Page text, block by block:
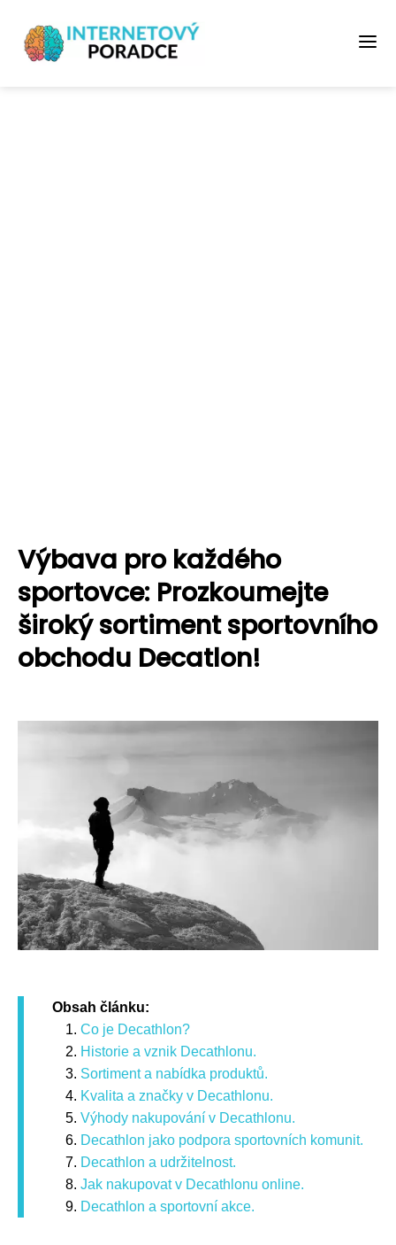
Výbava pro každého
sportovce: Prozkoumejte
široký sortiment sportovního
obchodu Decatlon!
Obsah článku:
Co je Decathlon?
Historie a vznik Decathlonu.
Sortiment a nabídka produktů.
Kvalita a značky v Decathlonu.
Výhody nakupování v Decathlonu.
Decathlon jako podpora sportovních komunit.
Decathlon a udržitelnost.
Jak nakupovat v Decathlonu online.
Decathlon a sportovní akce.